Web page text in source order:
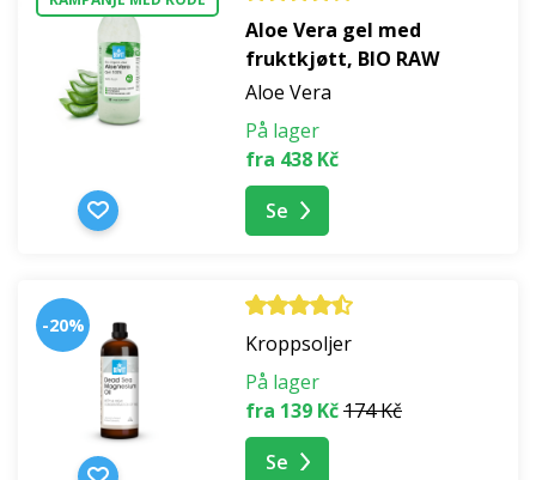
Aloe Vera gel med
fruktkjøtt, BIO RAW
Aloe Vera
På lager
fra 438 Kč
Se
-20%
Kroppsoljer
På lager
fra 139 Kč174 Kč
Se